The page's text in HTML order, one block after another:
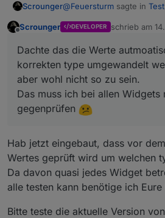
Scrounger@Feuersturm sagte in
einen String in den
und nicht ein
Habt ihr eine Idee? Ist
mein Vorhaben
Das ist ein Fehler im
Widgets.
Dachte das die Werte
korrekten type
aber wohl nicht so zu sein.
Das muss ich bei allen
Scrounger DEVELOPER schrieb am
zuletzt editiert
Dachte das die Werte
korrekten type umgewandelt
aber wohl nicht so zu sein.
Das muss ich bei allen Widgets
gegenprüfen
Hab jetzt eingebaut, dass vor
Wertes geprüft wird um welchen
Da davon quasi jedes Widget
alle testen kann benötige ich Eure
Bitte teste die aktuelle Version